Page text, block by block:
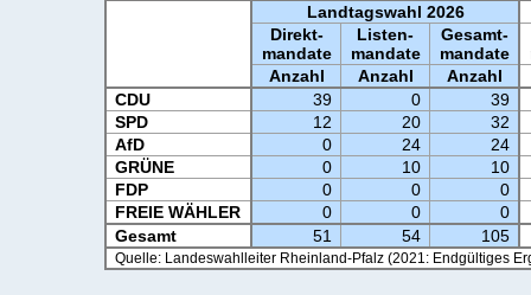
Landtagswahl 2026
Direkt-
mandate
Listen-
mandate
Gesamt-
mandate
Anzahl
Anzahl Anzahl
Quelle: Landeswahlleiter Rheinland-Pfalz (2021: Endgültiges
CDU 39 0
39
SPD
12 20
32
AfD
0 24
24
GRÜNE
0 10
10
FDP
0 0
0
FREIE WÄHLER
0 0
0
Gesamt
51 54 105